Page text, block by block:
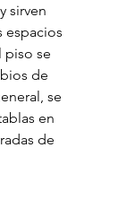
sirven
espacios
piso se
de
se
en
de